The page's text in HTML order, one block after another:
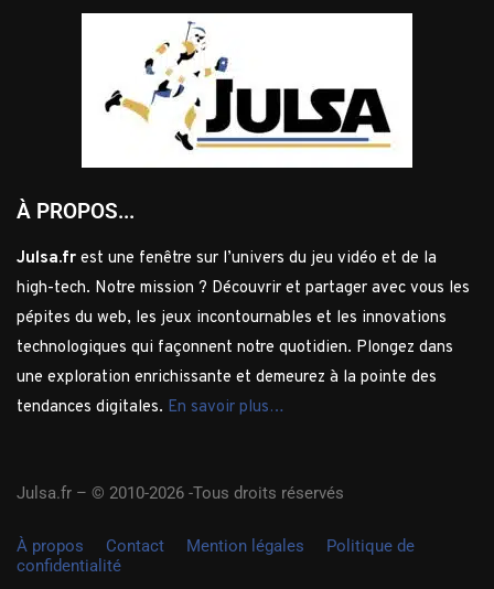
À PROPOS...
Julsa.fr est une fenêtre sur l’univers du jeu vidéo et de la
high-tech. Notre mission ? Découvrir et partager avec vous les
pépites du web, les jeux incontournables et les innovations
technologiques qui façonnent notre quotidien. Plongez dans
une exploration enrichissante et demeurez à la pointe des
tendances digitales. En savoir plus…
Julsa.fr – © 2010-2026 -Tous droits réservés
À propos Contact Mention légales
Politique de
confidentialité